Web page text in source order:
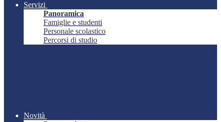
Servizi
Panoramica
Famiglie e studenti
Personale scolastico
Percorsi di studio
Novità